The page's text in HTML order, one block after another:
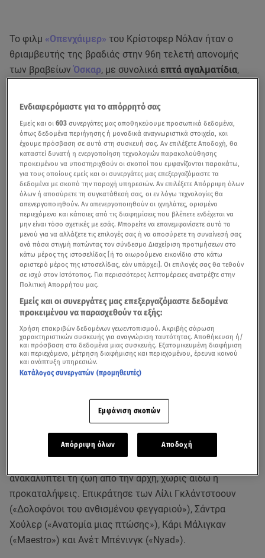
Το φιλμ «Οπενχάιμερ» του Κρίστοφερ Νόλαν ήταν ο
θριαμβευτής της βραδιάς στην 96η τελετή απονομής
των βραβείωνΌσκαρ, με συνολικά επτά αγαλματίδια,
τέσσερα.
Όσκαρ Α΄ γυναικείου ρόλου στην Έμμα
Στόουν («Poor Things»)
Η Έμμα Στόουν έλαβετο Όσκαρ πρώτου γυναικείου
ρόλου -για δεύτερη φορά-, για την ερμηνεία της στην
μπαρόκ κωμωδία του Γιώργου Λάνθιμου «Poor Things».
Ήδη βραβευμένη για τον ρόλο της στην ταινία «La La
Land», η 35χρονη Αμερικανίδα ηθοποιός αυτή τη φορά
ενσάρκωσε μια αυτόχειρα την οποία επαναφέρει στη
ζωή εκκεντρικός επιστήμονας,
εμφυτεύοντάς της
ανακαλύπτει τη ζωή από την αρχή, χωρίς αιδώ ή
προκαταλήψεις. Επικράτησε των Λίλι Γκλάντστοουν
(«Δολοφόνοι του ανθισμένου φεγγαριού»), Σάντρα
Χούλερ («Ανατομία μιας πτώσης»), Κάρι Μάλιγκαν
(«Maestro») και Ανέτ Μπένινγκ («Nyad»).
Ενδιαφερόμαστε για το απόρρητό σας
Εμείς και οι603 συνεργάτες μας αποθηκεύουμε προσωπικά δεδομένα,
όπως δεδομένα περιήγησης ή μοναδικά αναγνωριστικά στοιχεία, και
έχουμε πρόσβαση σε αυτά στη συσκευή σας. Αν επιλέξετε Αποδοχή, θα
καταστεί δυνατή η ενεργοποίηση τεχνολογιών παρακολούθησης
προκειμένου να υποστηριχθούν οι σκοποί που εμφανίζονται παρακάτω,
για τους οποίους εμείς και οι συνεργάτες μας επεξεργαζόμαστε τα
δεδομένα με σκοπό την παροχή υπηρεσιών. Αν επιλέξετε Απόρριψη όλων
όλων ή αποσύρετε τη συγκατάθεσή σας, οι εν λόγω τεχνολογίες θα
απενεργοποιηθούν. Αν απενεργοποιηθούν οι ιχνηλάτες, ορισμένο
περιεχόμενο και κάποιες από τις διαφημίσεις που βλέπετε ενδέχεται να
μην είναι τόσο σχετικές με εσάς. Μπορείτε να επανεμφανίσετε αυτό το
μενού για να αλλάξετε τις επιλογές σας ή να αποσύρετε τη συναίνεσή σας
ανά πάσα στιγμή πατώντας τον σύνδεσμο Διαχείριση προτιμήσεων στο
κάτω μέρος της ιστοσελίδας [ή το αιωρούμενο εικονίδιο στο κάτω
αριστερό μέρος της ιστοσελίδας, εάν υπάρχει]. Οι επιλογές σας θα τεθούν
σε ισχύ στον Ιστότοπος. Για περισσότερες λεπτομέρειες ανατρέξτε στην
Πολιτική Απορρήτου μας.
Εμείς και οι συνεργάτες μας επεξεργαζόμαστε δεδομένα
προκειμένου να παρασχεθούν τα εξής:
Χρήση επακριβών δεδομένων γεωεντοπισμού. Ακριβής σάρωση
χαρακτηριστικών συσκευής για αναγνώριση ταυτότητας. Αποθήκευση ή/
και πρόσβαση στα δεδομένα μιας συσκευής. Εξατομικευμένη διαφήμιση
και περιεχόμενο, μέτρηση διαφήμισης και περιεχομένου, έρευνα κοινού
και ανάπτυξη υπηρεσιών.
Κατάλογος συνεργατών (προμηθευτές)
Εμφάνιση σκοπών
Απόρριψη όλων Αποδοχή